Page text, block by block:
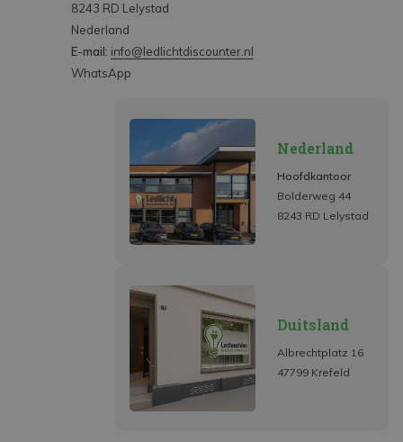
8243 RD Lelystad
Nederland
E-mail: info@ledlichtdiscounter.nl
WhatsApp
Nederland
Hoofdkantoor
Bolderweg 44
8243 RD Lelystad
Duitsland
Albrechtplatz 16
47799 Krefeld